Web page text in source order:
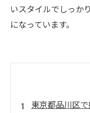
いスタイルでしっか
になっています。
東京都品川区